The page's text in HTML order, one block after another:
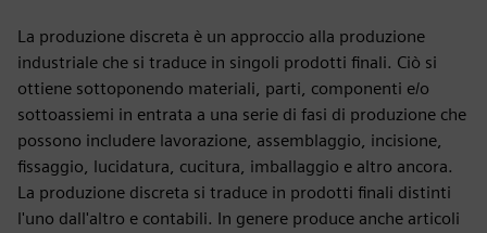
La produzione discreta è un approccio alla produzione
industriale che si traduce in singoli prodotti finali. Ciò si
ottiene sottoponendo materiali, parti, componenti e/o
sottoassiemi in entrata a una serie di fasi di produzione che
possono includere lavorazione, assemblaggio, incisione,
fissaggio, lucidatura, cucitura, imballaggio e altro ancora.
La produzione discreta si traduce in prodotti finali distinti
l'uno dall'altro e contabili. In genere produce anche articoli